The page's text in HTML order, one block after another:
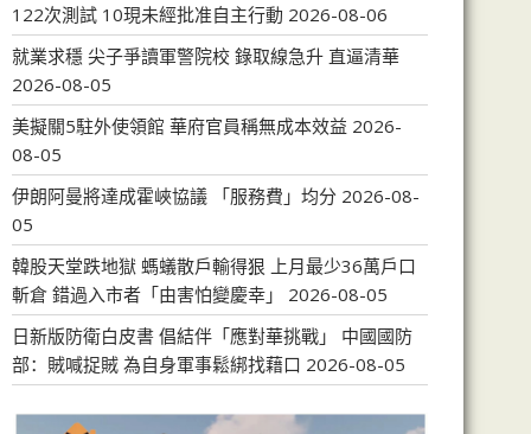
122次測試 10現未經批准自主行動 2026-08-06
就業求穩 尖子爭讀軍警院校 錄取線急升 直逼清華
2026-08-05
美擬關5駐外使領館 華府官員稱無成本效益 2026-
08-05
伊朗阿曼將達成霍峽協議 「服務費」均分 2026-08-
05
韓股天堂跌地獄 螞蟻散戶輸得狠 上月最少36萬戶口
斬倉 錯過入市者「由害怕變慶幸」
2026-08-05
日新版防衛白皮書 倡結伴「應對華挑戰」 中國國防
部：賊喊捉賊 為自身軍事鬆綁找藉口 2026-08-05